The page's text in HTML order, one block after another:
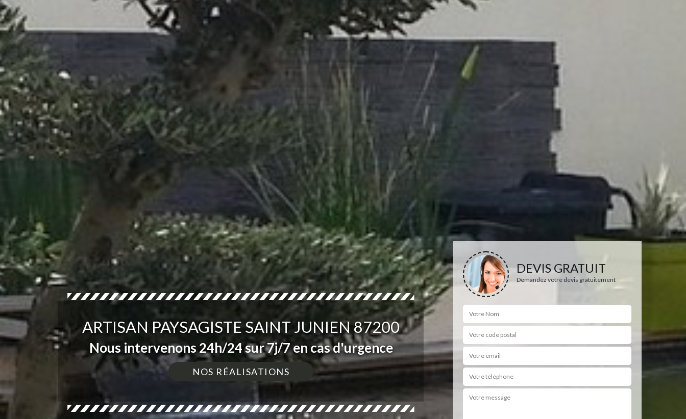
ARTISAN PAYSAGISTE SAINT JUNIEN 87200
Nous intervenons 24h/24 sur 7j/7 en cas d'urgence
NOS RÉALISATIONS
DEVIS GRATUIT
Demandez votre devis gratuitement